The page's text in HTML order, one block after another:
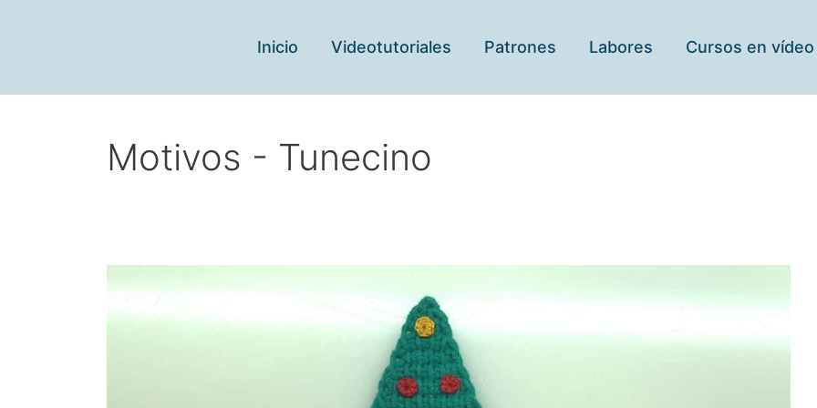
Inicio Videotutoriales Patrones Labores Cursos en vídeo
Motivos - Tunecino